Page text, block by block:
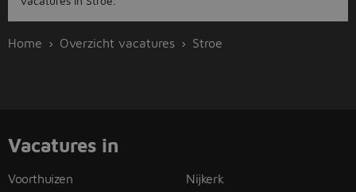
Home Overzicht vacatures Stroe
Vacatures in
Voorthuizen Nijkerk